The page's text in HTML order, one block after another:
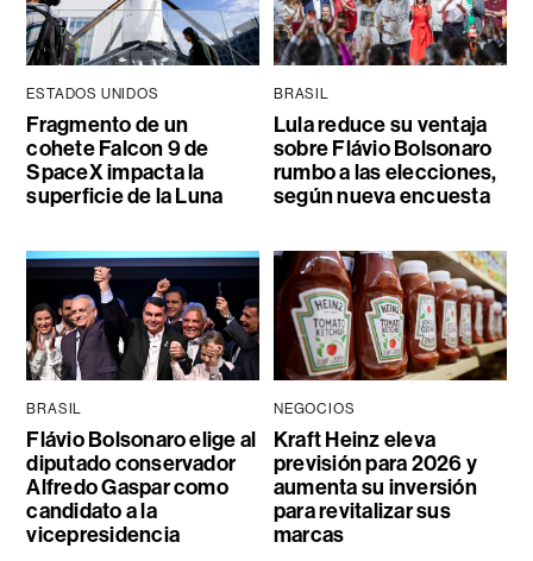
ESTADOS UNIDOS
Fragmento de un
cohete Falcon 9 de
SpaceX impacta la
superficie de la Luna
BRASIL
Lula reduce su ventaja
sobre Flávio Bolsonaro
rumbo a las elecciones,
según nueva encuesta
BRASIL
Flávio Bolsonaro elige al
diputado conservador
Alfredo Gaspar como
candidato a la
vicepresidencia
NEGOCIOS
Kraft Heinz eleva
previsión para 2026 y
aumenta su inversión
para revitalizar sus
marcas